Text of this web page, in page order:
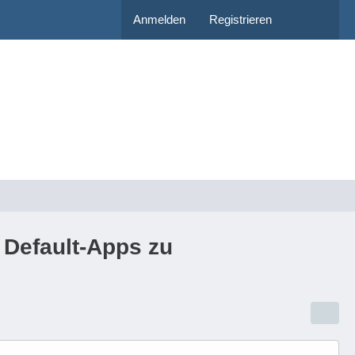
Anmelden Registrieren
Apps zu